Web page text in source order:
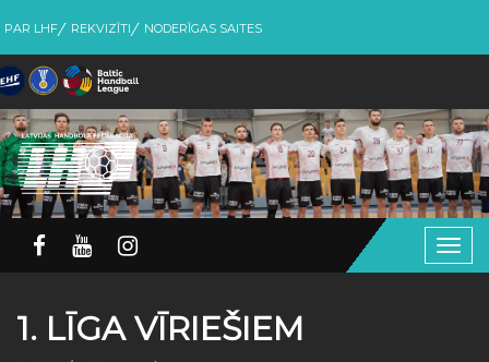
PAR LHF REKVIZĪTI NODERĪGAS SAITES
1. LĪGA VĪRIEŠIEM